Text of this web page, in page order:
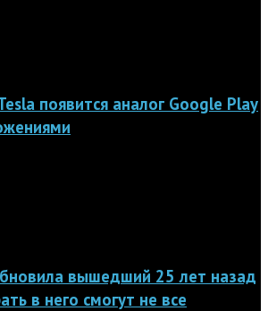
появится аналог Google Play
вышедший 25 лет назад
в него смогут не все